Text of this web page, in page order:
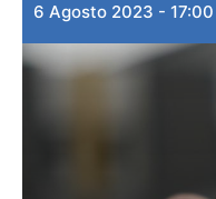
6 Agosto 2023 - 17:00